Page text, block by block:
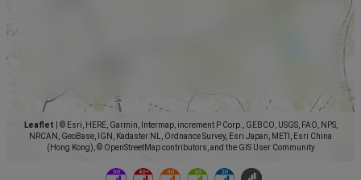
Leaflet
© Esri, HERE, Garmin, Intermap, increment P Corp., GEBCO, USGS, FAO, NPS,
NRCAN, GeoBase, IGN, Kadaster NL, Ordnance Survey, Esri Japan, METI, Esri China
(Hong Kong), © OpenStreetMap contributors, and the GIS User Community